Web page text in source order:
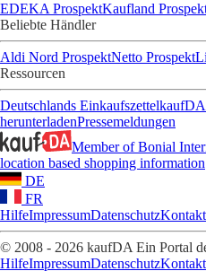
EDEKA ProspektKaufland
Beliebte Händler
Aldi Nord ProspektNetto Prospekt
Ressourcen
Deutschlands Einkaufszettel
herunterladenPressemeldungen
Member of Bonial
location based shopping information
DE
FR
HilfeImpressumDatenschutzKontakt
© 2008 - 2026 kaufDA Ein Portal
HilfeImpressumDatenschutzKontakt